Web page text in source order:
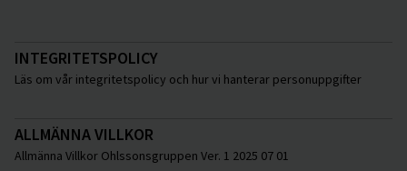
INTEGRITETSPOLICY
Läs om vår integritetspolicy och hur vi hanterar personuppgifter
ALLMÄNNA VILLKOR
Allmänna Villkor Ohlssonsgruppen Ver. 1 2025 07 01